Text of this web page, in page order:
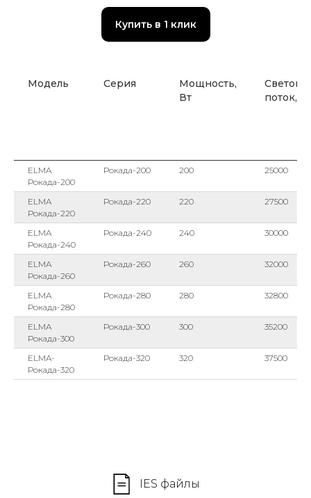
Купить в 1 клик
Модель Серия
Мощность,
Вт
поток,
ELMA
Рокада-200
Рокада-200 200 25000
ELMA
Рокада-220
Рокада-220 220 27500
ELMA
Рокада-240
Рокада-240 240 30000
ELMA
Рокада-260
Рокада-260 260 32000
ELMA
Рокада-280
Рокада-280 280 32800
ELMA
Рокада-300
Рокада-300 300 35200
ELMA-
Рокада-320
Рокада-320 320 37500
IES файлы